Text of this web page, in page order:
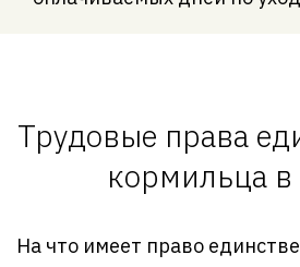
Трудовые права
кормильца в
На что имеет право